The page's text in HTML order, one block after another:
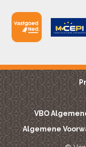
VBO
Algemene